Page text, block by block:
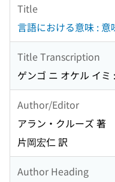
Title
言語における意味 :
Title Transcription
ゲンゴ ニ オケル イ
Author/Editor
アラン・クルーズ 著
片岡宏仁 訳
Author Heading